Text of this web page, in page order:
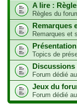
A lire :
Règles du
Remarques
Remarques et
Topics de
Discussions
Forum dédié
Jeux du
Forum dédié